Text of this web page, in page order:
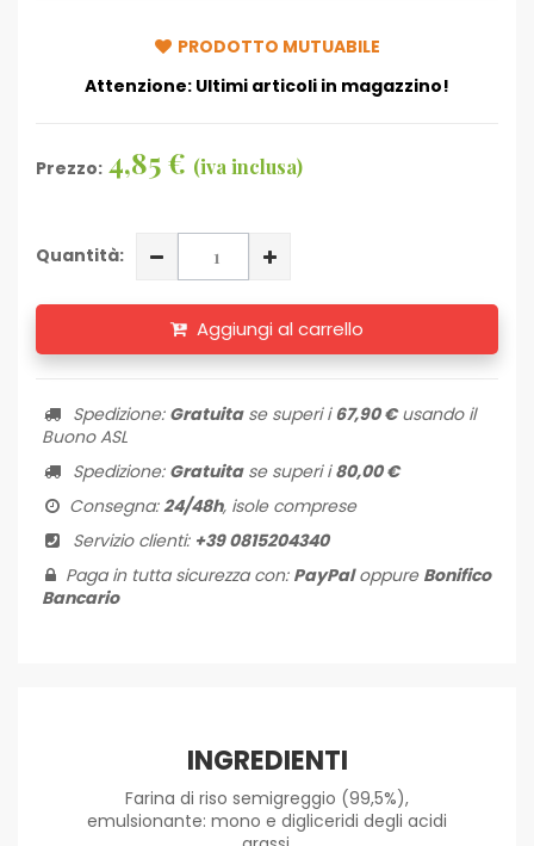
PRODOTTO MUTUABILE
Attenzione: Ultimi articoli in magazzino!
Prezzo: 4,85 € (iva inclusa)
Quantità:
Aggiungi al carrello
Spedizione: Gratuitase superi i67,90 €usando il
Buono ASL
Spedizione: Gratuitase superi i80,00 €
Consegna:24/48h, isole comprese
Servizio clienti: +39 0815204340
Paga in tutta sicurezza con: PayPaloppure Bonifico
Bancario
INGREDIENTI
Farina di riso semigreggio (99,5%),
emulsionante: mono e digliceridi degli acidi